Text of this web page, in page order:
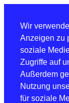
Wir
Anzeigen zu
soziale
Zugriffe auf
Außerdem
Nutzung
für soziale